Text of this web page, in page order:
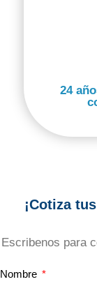
24
¡Cotiza
Escribenos para
Nombre